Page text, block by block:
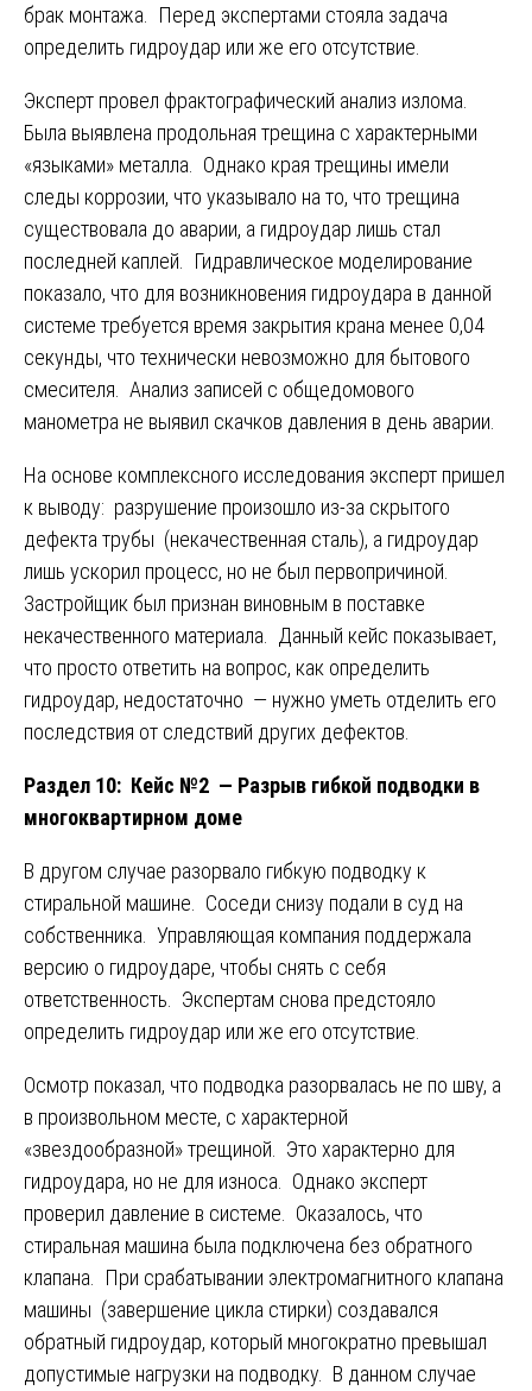
брак монтажа. Перед экспертами стояла задача
определить гидроудар или же его отсутствие.
Эксперт провел фрактографический анализ излома.
Была выявлена продольная трещина с характерными
«языками» металла. Однако края трещины имели
следы коррозии, что указывало на то, что трещина
существовала до аварии, а гидроудар лишь стал
последней каплей. Гидравлическое моделирование
показало, что для возникновения гидроудара в данной
системе требуется время закрытия крана менее 0,04
секунды, что технически невозможно для бытового
смесителя. Анализ записей с общедомового
манометра не выявил скачков давления в день аварии.
На основе комплексного исследования эксперт пришел
к выводу: разрушение произошло из-за скрытого
дефекта трубы (некачественная сталь), а гидроудар
лишь ускорил процесс, но не был первопричиной.
Застройщик был признан виновным в поставке
некачественного материала. Данный кейс показывает,
что просто ответить на вопрос, как определить
гидроудар, недостаточно — нужно уметь отделить его
последствия от следствий других дефектов.
Раздел 10: Кейс №2 — Разрыв гибкой подводки в
многоквартирном доме
В другом случае разорвало гибкую подводку к
стиральной машине. Соседи снизу подали в суд на
собственника. Управляющая компания поддержала
версию о гидроударе, чтобы снять с себя
ответственность. Экспертам снова предстояло
определить гидроудар или же его отсутствие.
Осмотр показал, что подводка разорвалась не по шву, а
в произвольном месте, с характерной
«звездообразной» трещиной. Это характерно для
гидроудара, но не для износа. Однако эксперт
проверил давление в системе. Оказалось, что
стиральная машина была подключена без обратного
клапана. При срабатывании электромагнитного клапана
машины (завершение цикла стирки) создавался
обратный гидроудар, который многократно превышал
допустимые нагрузки на подводку. В данном случае